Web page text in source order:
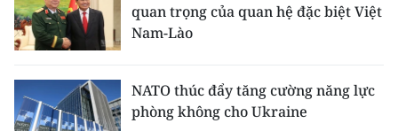
quan trọng của quan hệ đặc biệt Việt
Nam-Lào
NATO thúc đẩy tăng cường năng lực
phòng không cho Ukraine